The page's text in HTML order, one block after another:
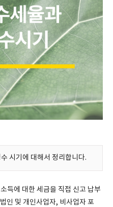
시기에 대해서 정리합니다.
득에 대한 세금을 직접 신고 납부
인 및 개인사업자, 비사업자 포